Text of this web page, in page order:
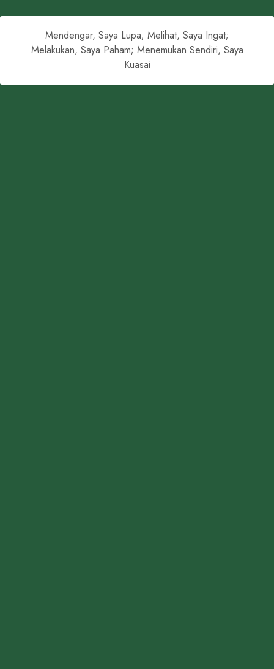
Mendengar, Saya Lupa; Melihat, Saya Ingat;
Melakukan, Saya Paham; Menemukan Sendiri, Saya
Kuasai